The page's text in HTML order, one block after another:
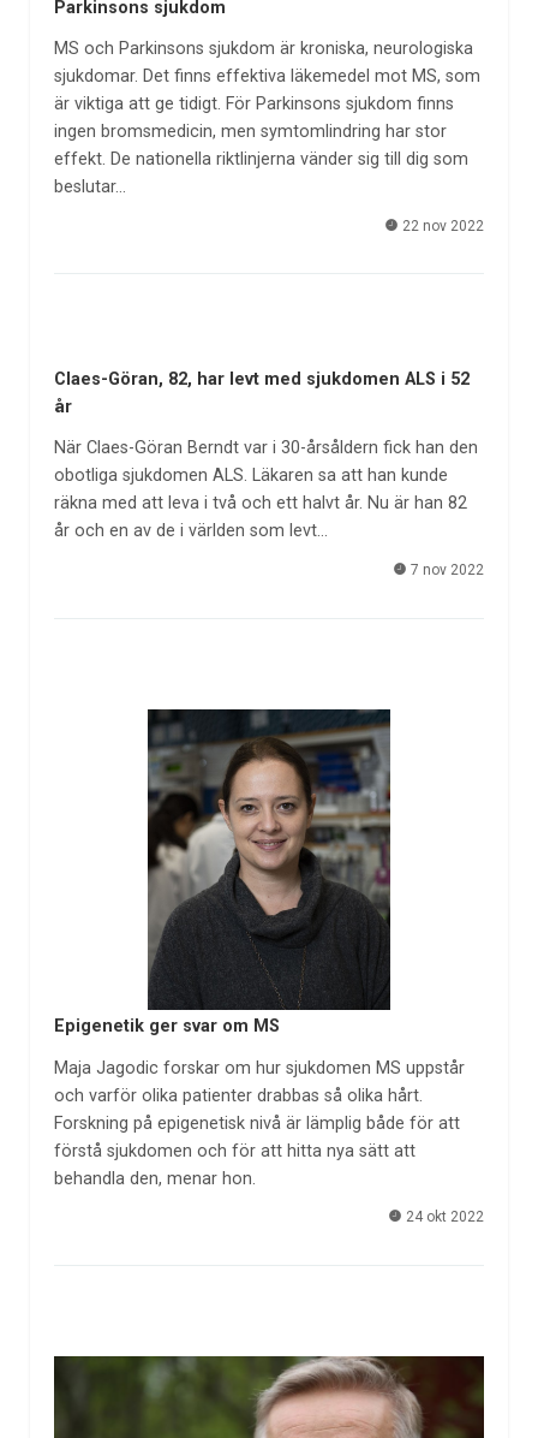
Parkinsons sjukdom
MS och Parkinsons sjukdom är kroniska, neurologiska
sjukdomar. Det finns effektiva läkemedel mot MS, som
är viktiga att ge tidigt. För Parkinsons sjukdom finns
ingen bromsmedicin, men symtomlindring har stor
effekt. De nationella riktlinjerna vänder sig till dig som
beslutar…
22 nov 2022
Claes-Göran, 82, har levt med sjukdomen ALS i 52
år
När Claes-Göran Berndt var i 30-årsåldern fick han den
obotliga sjukdomen ALS. Läkaren sa att han kunde
räkna med att leva i två och ett halvt år. Nu är han 82
år och en av de i världen som levt…
7 nov 2022
Epigenetik ger svar om MS
Maja Jagodic forskar om hur sjukdomen MS uppstår
och varför olika patienter drabbas så olika hårt.
Forskning på epigenetisk nivå är lämplig både för att
förstå sjukdomen och för att hitta nya sätt att
behandla den, menar hon.
24 okt 2022